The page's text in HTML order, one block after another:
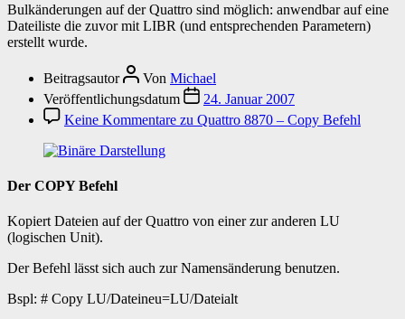
Bulkänderungen auf der Quattro sind möglich: anwendbar auf eine
Dateiliste die zuvor mit LIBR (und entsprechenden Parametern)
erstellt wurde.
Beitragsautor Von Michael
Veröffentlichungsdatum
24. Januar 2007
Keine Kommentare zu Quattro 8870 – Copy Befehl
Der COPY Befehl
Kopiert Dateien auf der Quattro von einer zur anderen LU
(logischen Unit).
Der Befehl lässt sich auch zur Namensänderung benutzen.
Bspl: # Copy LU/Dateineu=LU/Dateialt